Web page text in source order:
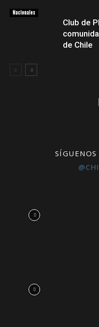
Nacionales
Club de
de Chile